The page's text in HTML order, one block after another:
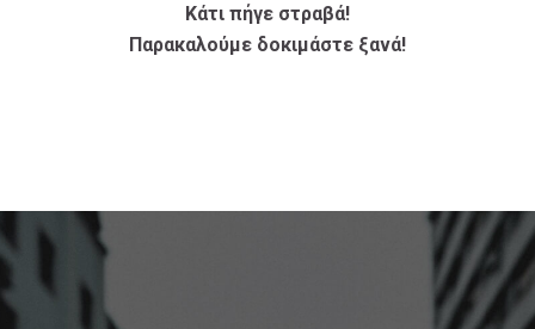
Κάτι πήγε στραβά!
Παρακαλούμε δοκιμάστε ξανά!